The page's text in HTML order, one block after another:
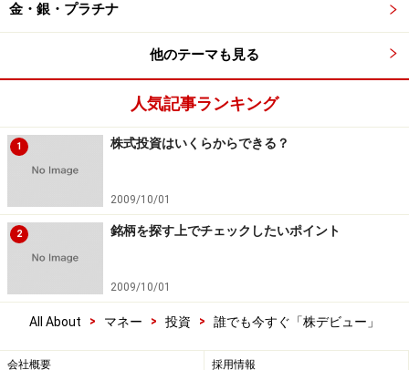
金・銀・プラチナ
他のテーマも見る
人気記事ランキング
1 株式投資はいくらからできる？
2009/10/01
2 銘柄を探す上でチェックしたいポイント
2009/10/01
All About > マネー > 投資 > 誰でも今すぐ「株デビュー」
会社概要 採用情報